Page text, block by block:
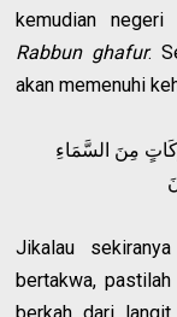
kemudian
Rabbun ghafur.
akan memenuhi
مِنَ السَّمَاءِ
Jikalau
bertakwa,